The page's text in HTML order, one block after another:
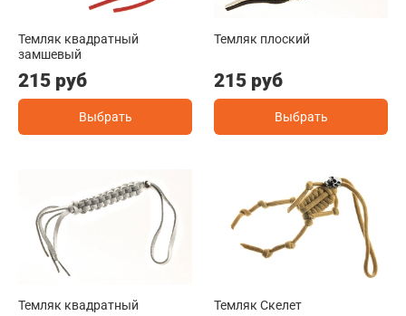
Темляк квадратный
замшевый
215 руб
Выбрать
Темляк плоский
215 руб
Выбрать
Темляк квадратный
Темляк Скелет